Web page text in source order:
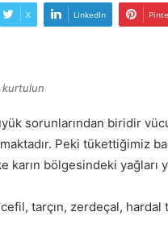
X LinkedIn
kurtulun
sorunlarından biridir
Peki tükettiğimiz
karın bölgesindeki yağları
tarçın, zerdeçal,